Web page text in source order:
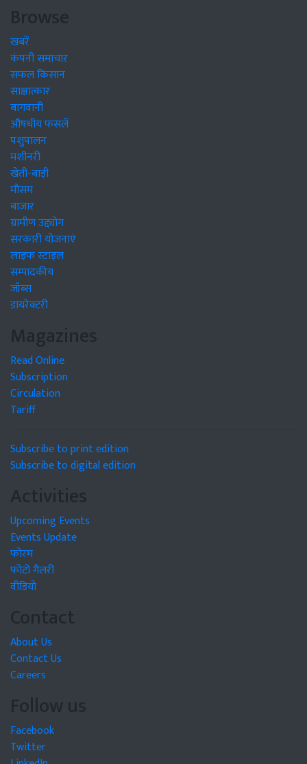
Browse
खबरें
कंपनी समाचार
सफल किसान
साक्षात्कार
बागवानी
औषधीय फसलें
पशुपालन
मशीनरी
खेती-बाड़ी
मौसम
बाजार
ग्रामीण उद्द्योग
सरकारी योजनाएं
लाइफ स्टाइल
सम्पादकीय
जॉब्स
डायरेक्टरी
Magazines
Read Online
Subscription
Circulation
Tariff
Subscribe to print edition
Subscribe to digital edition
Activities
Upcoming Events
Events Update
फोरम
फोटो गैलरी
वीडियो
Contact
About Us
Contact Us
Careers
Follow us
Facebook
Twitter